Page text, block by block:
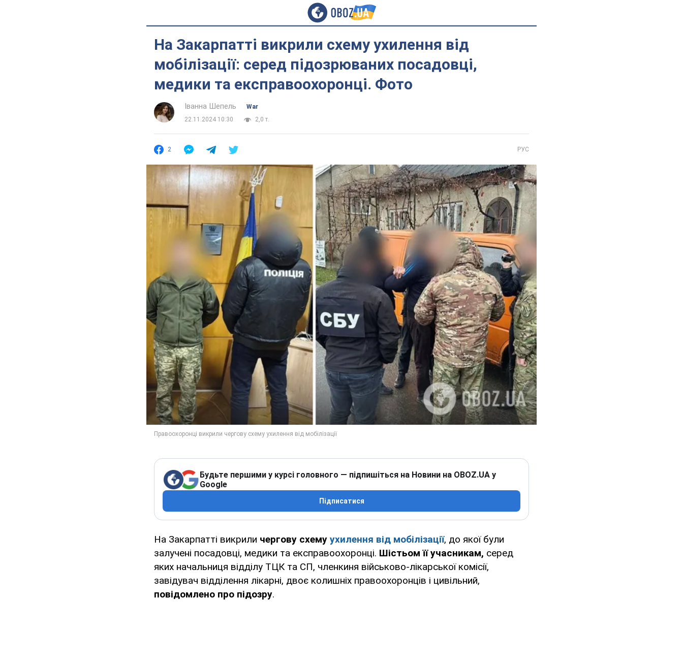
На Закарпатті викрили схему ухилення від
мобілізації: серед підозрюваних посадовці,
медики та експравоохоронці. Фото
Іванна Шепель
War
22.11.2024 10:30
2,0 т.
2 РУС
Будьте першими у курсі головного — підпишіться на Новини на OBOZ.UA у
Google
Підписатися
На Закарпатті викрили чергову схему ухилення від мобілізації, до якої були
залучені посадовці, медики та експравоохоронці. Шістьом її учасникам, серед
яких начальниця відділу ТЦК та СП, членкиня військово-лікарської комісії,
завідувач відділення лікарні, двоє колишніх правоохоронців і цивільний,
повідомлено про підозру.